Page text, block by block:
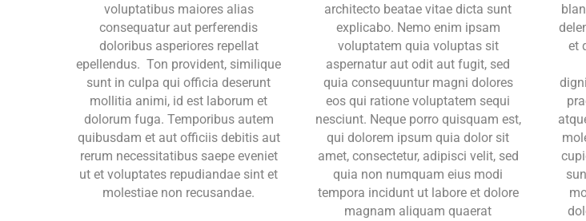
voluptatibus maiores alias
consequatur aut perferendis
doloribus asperiores repellat
epellendus. Ton provident, similique
sunt in culpa qui officia deserunt
mollitia animi, id est laborum et
dolorum fuga. Temporibus autem
quibusdam et aut officiis debitis aut
rerum necessitatibus saepe eveniet
ut et voluptates repudiandae sint et
molestiae non recusandae.
architecto beatae vitae dicta sunt
explicabo. Nemo enim ipsam
voluptatem quia voluptas sit
aspernatur aut odit aut fugit, sed
quia consequuntur magni dolores
eos qui ratione voluptatem sequi
nesciunt. Neque porro quisquam est,
qui dolorem ipsum quia dolor sit
amet, consectetur, adipisci velit, sed
quia non numquam eius modi
tempora incidunt ut labore et dolore
magnam aliquam quaerat
et